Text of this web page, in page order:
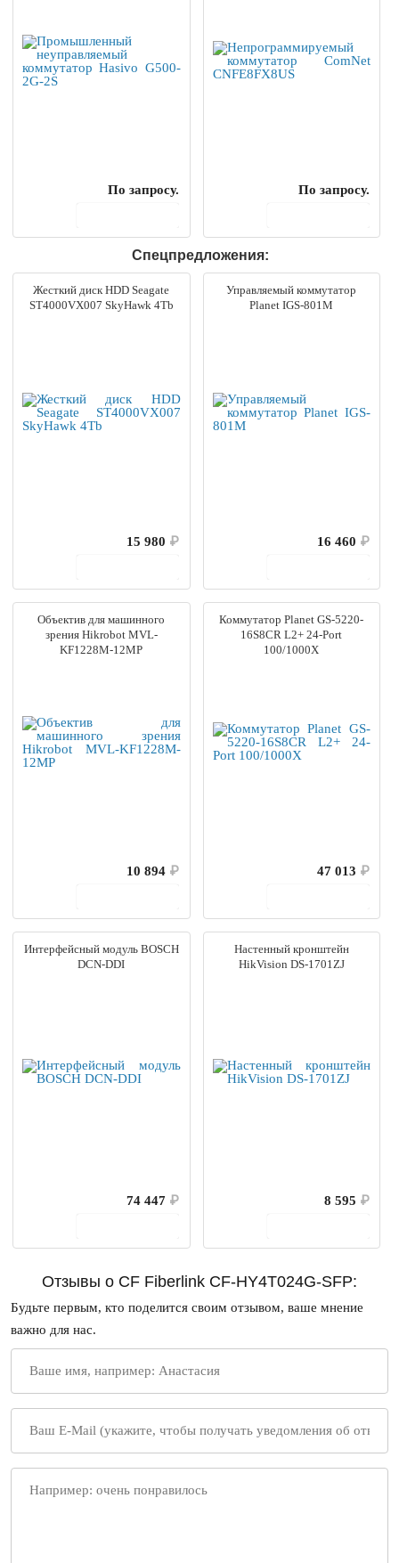
По запросу.
По запросу.
Спецпредложения:
Жесткий диск HDD Seagate
ST4000VX007 SkyHawk 4Tb
15 980 ₽
Управляемый коммутатор
Planet IGS-801M
16 460 ₽
Объектив для машинного
зрения Hikrobot MVL-
KF1228M-12MP
10 894 ₽
Коммутатор Planet GS-5220-
16S8CR L2+ 24-Port
100/1000X
47 013 ₽
Интерфейсный модуль BOSCH
DCN-DDI
74 447 ₽
Настенный кронштейн
HikVision DS-1701ZJ
8 595 ₽
Отзывы о CF Fiberlink CF-HY4T024G-SFP:
Будьте первым, кто поделится своим отзывом, ваше мнение
важно для нас.